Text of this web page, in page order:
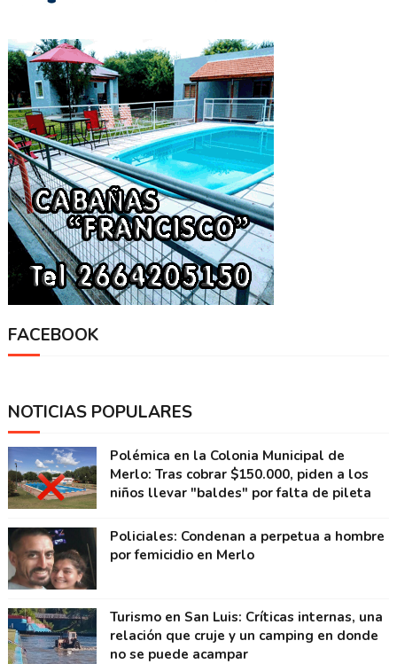
FACEBOOK
NOTICIAS POPULARES
Polémica en la Colonia Municipal de
Merlo: Tras cobrar $150.000, piden a los
niños llevar "baldes" por falta de pileta
Policiales: Condenan a perpetua a hombre
por femicidio en Merlo
Turismo en San Luis: Críticas internas, una
relación que cruje y un camping en donde
no se puede acampar